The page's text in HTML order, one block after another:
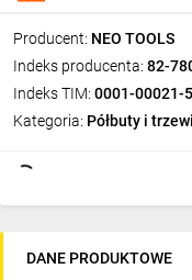
Producent: NEO TOOLS
Indeks producenta: 82-
Indeks TIM: 0001-00021-
Kategoria: Półbuty i
DANE PRODUKTOWE